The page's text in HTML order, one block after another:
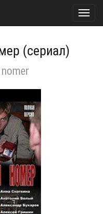
(сериал)